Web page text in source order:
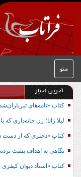
منو
آخرین اخبار
کتاب «نامه‌های
لیلا زانا؛ زن خانه‌داری
کتاب «دختری که از دست
نگاهی به اهداف پشت پرده
کتاب «اسناد دیوان کیفری